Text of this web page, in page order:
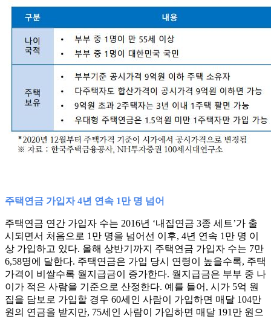
주택연금 가입자 4년 연속 1만 명 넘어
주택연금 연간 가입자 수는 2016년 ‘내집연금 3종 세트’가 출
시되면서 처음으로 1만 명을 넘어선 이후, 4년 연속 1만 명 이
상 가입하고 있다. 올해 상반기까지 주택연금 가입자 수는 7만
6,58명에 달한다. 주택연금은 가입 당시 연령이 높을수록, 주택
가격이 비쌀수록 월지급금이 증가한다. 월지급금은 부부 중 나
이가 적은 사람을 기준으로 산정한다. 예를 들어, 시가 5억 원
집을 담보로 가입할 경우 60세인 사람이 가입하면 매달 104만
원의 연금을 받지만, 75세인 사람이 가입하면 매달 191만 원으